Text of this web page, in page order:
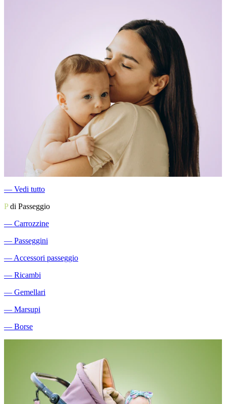
― Vedi tutto
Pdi Passeggio
― Carrozzine
― Passeggini
― Accessori passeggio
― Ricambi
― Gemellari
― Marsupi
― Borse